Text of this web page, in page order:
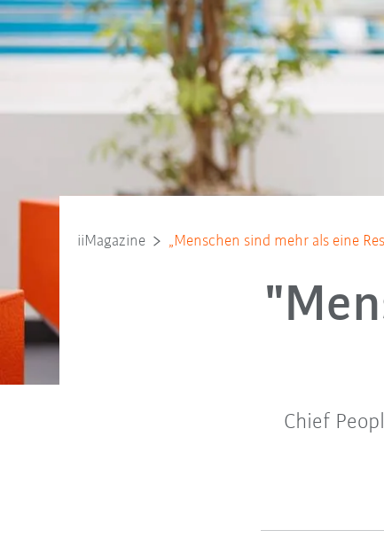
iiMagazine „Menschen sind mehr als eine
Chief